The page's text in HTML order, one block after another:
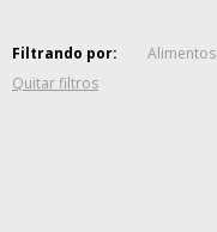
Filtrando por: Alimentos
Quitar filtros